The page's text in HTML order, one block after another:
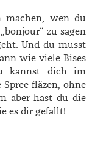
machen, wen du
zu sagen
Und du musst
wie viele Bises
kannst dich im
fläzen, ohne
aber hast du die
es dir gefällt!